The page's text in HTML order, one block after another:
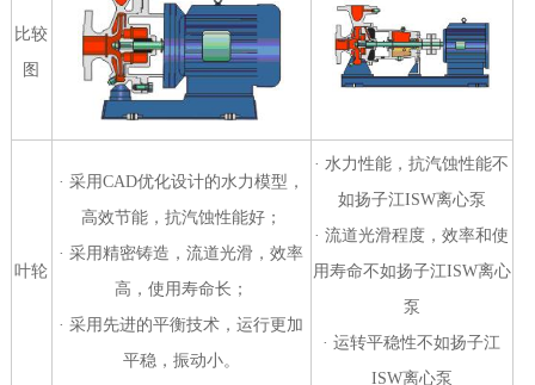
比较
图
叶轮
· 采用CAD优化设计的水力模型，
高效节能，抗汽蚀性能好；
· 采用精密铸造，流道光滑，效率
高，使用寿命长；
· 采用先进的平衡技术，运行更加
平稳，振动小。
· 水力性能，抗汽蚀性能不
如扬子江ISW离心泵
· 流道光滑程度，效率和使
用寿命不如扬子江ISW离心
泵
· 运转平稳性不如扬子江
ISW离心泵